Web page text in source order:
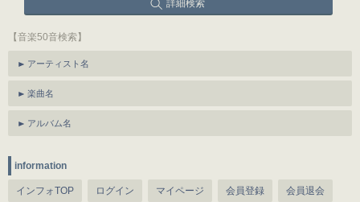
詳細検索
【音楽50音検索】
アーティスト名
楽曲名
アルバム名
information
インフォTOP ログイン マイページ 会員登録 会員退会